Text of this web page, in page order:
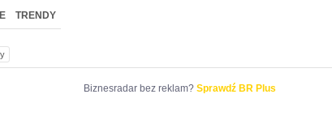
TRENDY
Biznesradar bez reklam? Sprawdź BR Plus